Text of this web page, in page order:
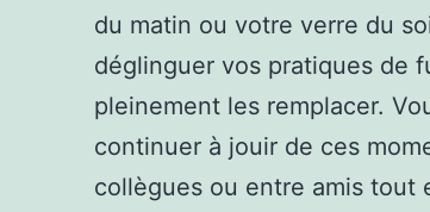
du matin ou votre verre du
déglinguer vos pratiques de
pleinement les remplacer.
continuer à jouir de ces
collègues ou entre amis tout